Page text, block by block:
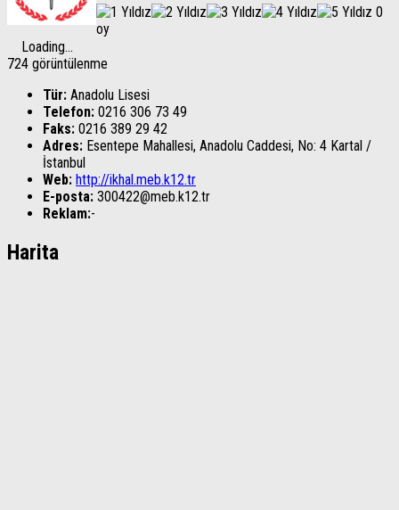
0
oy
Loading...
724 görüntülenme
Tür: Anadolu Lisesi
Telefon: 0216 306 73 49
Faks: 0216 389 29 42
Adres: Esentepe Mahallesi, Anadolu Caddesi, No: 4 Kartal /
İstanbul
Web: http://ikhal.meb.k12.tr
E-posta: 300422@meb.k12.tr
Reklam:-
Harita